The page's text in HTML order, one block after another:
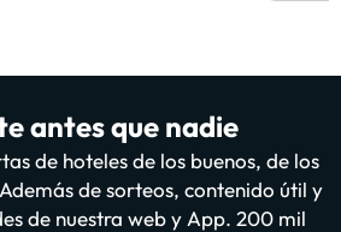
antes que nadie
de hoteles de los buenos, de los
de sorteos, contenido útil y
de nuestra web y App. 200 mil